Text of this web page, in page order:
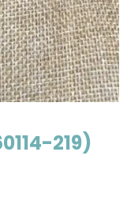
219)